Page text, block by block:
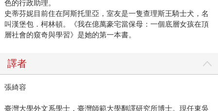
色的行政助理。
史蒂芬妮目前住在阿斯托里亞，室友是一隻查理斯王騎士犬，名
叫漢堡包．柯林頓。《我在億萬豪宅當保母：一個底層女孩在頂
層社會的窺奇與學習》是她的第一本書。
譯者
張綺容
臺灣大學外文系學士，臺灣師範大學翻譯研究所博士。現任東吳